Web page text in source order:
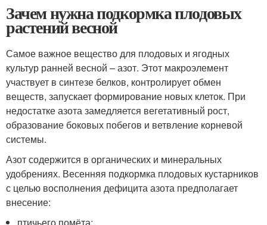
Зачем нужна подкормка плодовых
растений весной
Самое важное вещество для плодовых и ягодных
культур ранней весной – азот. Этот макроэлемент
участвует в синтезе белков, контролирует обмен
веществ, запускает формирование новых клеток. При
недостатке азота замедляется вегетативный рост,
образование боковых побегов и ветвление корневой
системы.
Азот содержится в органических и минеральных
удобрениях. Весенняя подкормка плодовых кустарников
с целью восполнения дефицита азота предполагает
внесение: